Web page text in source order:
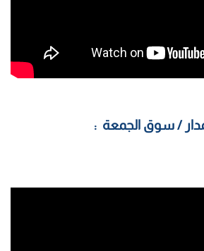
/ سوق الجمعة :